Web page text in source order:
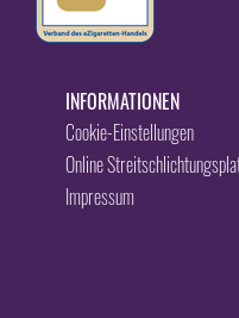
INFORMATIONEN
Cookie-Einstellungen
Online
Impressum